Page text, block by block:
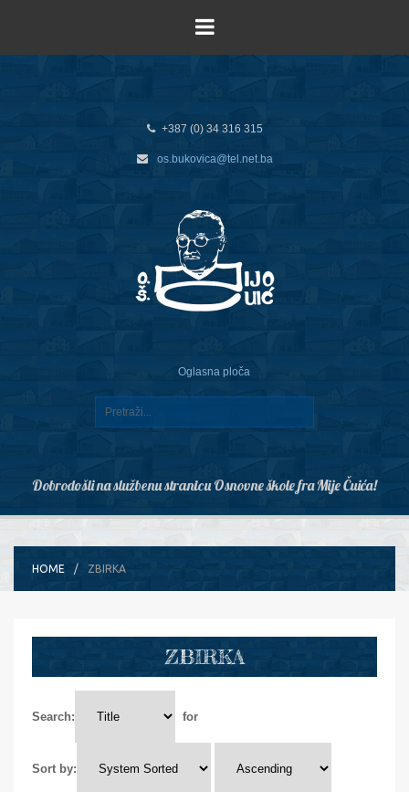
+387 (0) 34 316 315
os.bukovica@tel.net.ba
Oglasna ploča
Dobrodošli na službenu stranicu Osnovne škole fra Mije Čuića!
HOME ZBIRKA
ZBIRKA
Search: for
Sort by: